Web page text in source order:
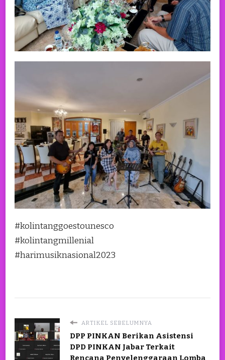
#kolintanggoestounesco
#kolintangmillenial
#harimusiknasional2023
ARTIKEL SEBELUMNYA
DPP PINKAN Berikan Asistensi
DPD PINKAN Jabar Terkait
Rencana Penyelenggaraan Lomba